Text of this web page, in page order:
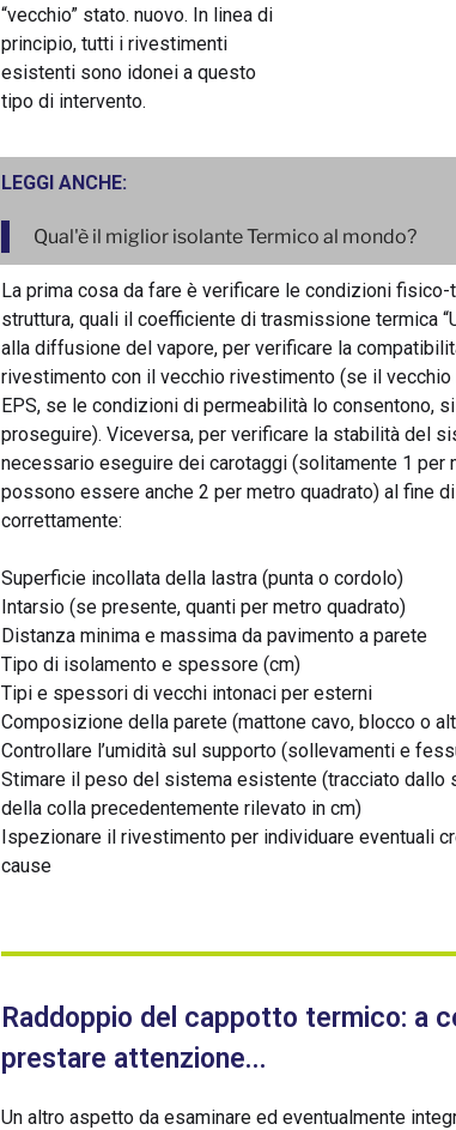
“vecchio” stato. nuovo. In linea di
principio, tutti i rivestimenti
esistenti sono idonei a questo
tipo di intervento.
LEGGI ANCHE:
Qual'è il miglior isolante Termico al mondo?
La prima cosa da fare è verificare le condizioni
struttura, quali il coefficiente di trasmissione termica
alla diffusione del vapore, per verificare la
rivestimento con il vecchio rivestimento (se il
EPS, se le condizioni di permeabilità lo consentono,
proseguire). Viceversa, per verificare la stabilità del
necessario eseguire dei carotaggi (solitamente 1 per
possono essere anche 2 per metro quadrato) al fine
correttamente:
Superficie incollata della lastra (punta o cordolo)
Intarsio (se presente, quanti per metro quadrato)
Distanza minima e massima da pavimento a parete
Tipo di isolamento e spessore (cm)
Tipi e spessori di vecchi intonaci per esterni
Composizione della parete (mattone cavo, blocco o
Controllare l’umidità sul supporto (sollevamenti e
Stimare il peso del sistema esistente (tracciato dallo
della colla precedentemente rilevato in cm)
Ispezionare il rivestimento per individuare eventuali
cause
Raddoppio del cappotto termico: a
prestare attenzione...
Un altro aspetto da esaminare ed eventualmente